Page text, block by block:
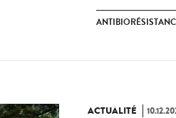
ACTUALITÉ